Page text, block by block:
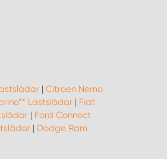
| Citroen Nemo
Lastslädar| Fiat
| Ford Connect
| Dodge Ram